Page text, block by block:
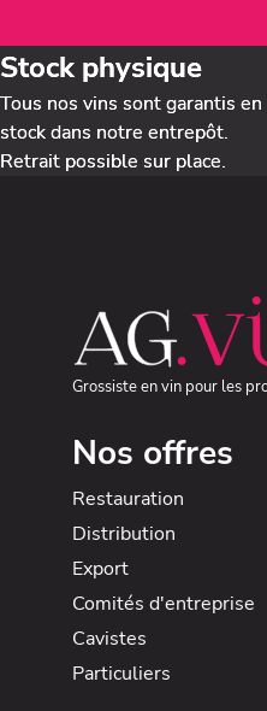
Stock physique
Tous nos vins sont garantis en
stock dans notre entrepôt.
Retrait possible sur place.
Grossiste en vin pour les
Nos offres
Restauration
Distribution
Export
Comités d'entreprise
Cavistes
Particuliers